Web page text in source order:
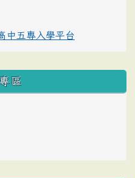
中五專入學平台
區